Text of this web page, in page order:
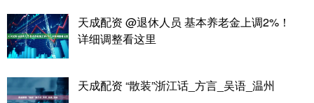
天成配资 @退休人员 基本养老金上调2%！
详细调整看这里
天成配资 “散装”浙江话_方言_吴语_温州